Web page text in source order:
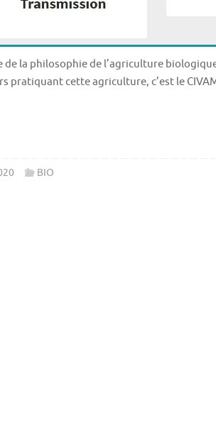
de la philosophie de l’agriculture
pratiquant cette agriculture, c’est le
BIO